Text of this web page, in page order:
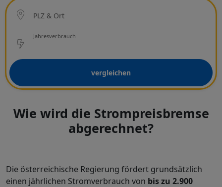
PLZ & Ort
Ort
Netzbetreiber
Jahresverbrauch
vergleichen
Wie wird die Strompreisbremse
abgerechnet?
Die österreichische Regierung fördert grundsätzlich
einen jährlichen Stromverbrauch von bis zu 2.900